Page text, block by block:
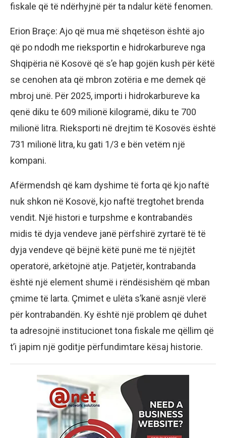
fiskale që të ndërhyjnë për ta ndalur këtë fenomen.
Erion Braçe: Ajo që mua më shqetëson është ajo
që po ndodh me rieksportin e hidrokarbureve nga
Shqipëria në Kosovë që s’e hap gojën kush për këtë
se cenohen ata që mbron zotëria e me demek që
mbroj unë. Për 2025, importi i hidrokarbureve ka
qenë diku te 609 milionë kilogramë, diku te 700
milionë litra. Rieksporti në drejtim të Kosovës është
731 milionë litra, ku gati 1/3 e bën vetëm një
kompani.
Afërmendsh që kam dyshime të forta që kjo naftë
nuk shkon në Kosovë, kjo naftë tregtohet brenda
vendit. Një histori e turpshme e kontrabandës
midis të dyja vendeve janë përfshirë zyrtarë të të
dyja vendeve që bëjnë këtë punë me të njëjtët
operatorë, arkëtojnë atje. Patjetër, kontrabanda
është një element shumë i rëndësishëm që mban
çmime të larta. Çmimet e ulëta s’kanë asnjë vlerë
për kontrabandën. Ky është një problem që duhet
ta adresojnë institucionet tona fiskale me qëllim që
t’i japim një goditje përfundimtare kësaj historie.